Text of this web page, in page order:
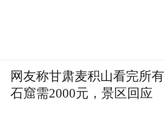
网友称甘肃麦积山看完所有
石窟需2000元，景区回应